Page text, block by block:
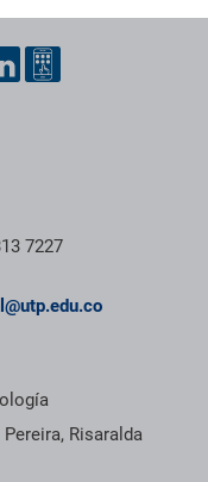
redes sociales y
7227
Risaralda